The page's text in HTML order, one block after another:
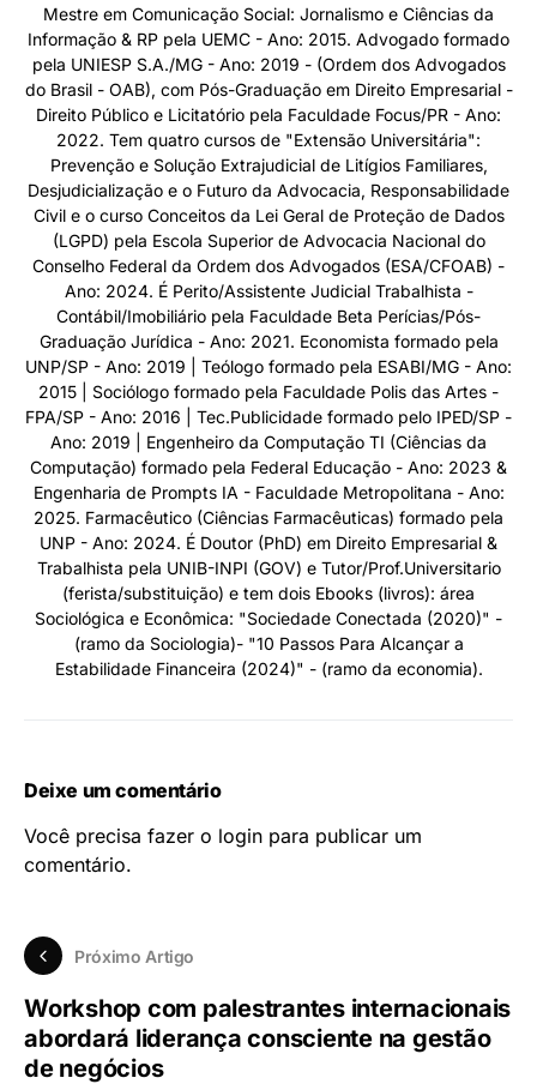
Mestre em Comunicação Social: Jornalismo e Ciências da
Informação & RP pela UEMC - Ano: 2015. Advogado formado
pela UNIESP S.A./MG - Ano: 2019 - (Ordem dos Advogados
do Brasil - OAB), com Pós-Graduação em Direito Empresarial -
Direito Público e Licitatório pela Faculdade Focus/PR - Ano:
2022. Tem quatro cursos de "Extensão Universitária":
Prevenção e Solução Extrajudicial de Litígios Familiares,
Desjudicialização e o Futuro da Advocacia, Responsabilidade
Civil e o curso Conceitos da Lei Geral de Proteção de Dados
(LGPD) pela Escola Superior de Advocacia Nacional do
Conselho Federal da Ordem dos Advogados (ESA/CFOAB) -
Ano: 2024. É Perito/Assistente Judicial Trabalhista -
Contábil/Imobiliário pela Faculdade Beta Perícias/Pós-
Graduação Jurídica - Ano: 2021. Economista formado pela
UNP/SP - Ano: 2019 | Teólogo formado pela ESABI/MG - Ano:
2015 | Sociólogo formado pela Faculdade Polis das Artes -
FPA/SP - Ano: 2016 | Tec.Publicidade formado pelo IPED/SP -
Ano: 2019 | Engenheiro da Computação TI (Ciências da
Computação) formado pela Federal Educação - Ano: 2023 &
Engenharia de Prompts IA - Faculdade Metropolitana - Ano:
2025. Farmacêutico (Ciências Farmacêuticas) formado pela
UNP - Ano: 2024. É Doutor (PhD) em Direito Empresarial &
Trabalhista pela UNIB-INPI (GOV) e Tutor/Prof.Universitario
(ferista/substituição) e tem dois Ebooks (livros): área
Sociológica e Econômica: "Sociedade Conectada (2020)" -
(ramo da Sociologia)- "10 Passos Para Alcançar a
Estabilidade Financeira (2024)" - (ramo da economia).
Deixe um comentário
Você precisa fazer o login para publicar um
comentário.
Próximo Artigo
Workshop com palestrantes internacionais
abordará liderança consciente na gestão
de negócios